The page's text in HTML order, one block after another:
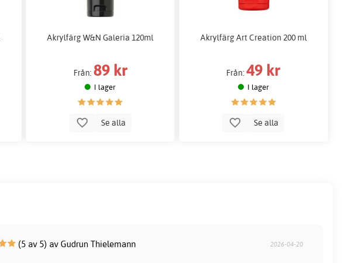
Akrylfärg W&N Galeria 120ml
Från: 89 kr
I lager
Se alla
Akrylfärg Art Creation 200 ml
Från:49 kr
I lager
Se alla
(5 av 5) av Gudrun Thielemann 2026-04-20